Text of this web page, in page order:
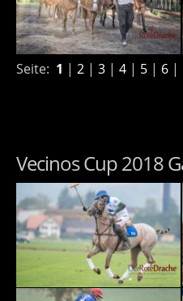
Seite: 1 | 2 | 3 | 4 | 5 | 6 |
Vecinos Cup 2018